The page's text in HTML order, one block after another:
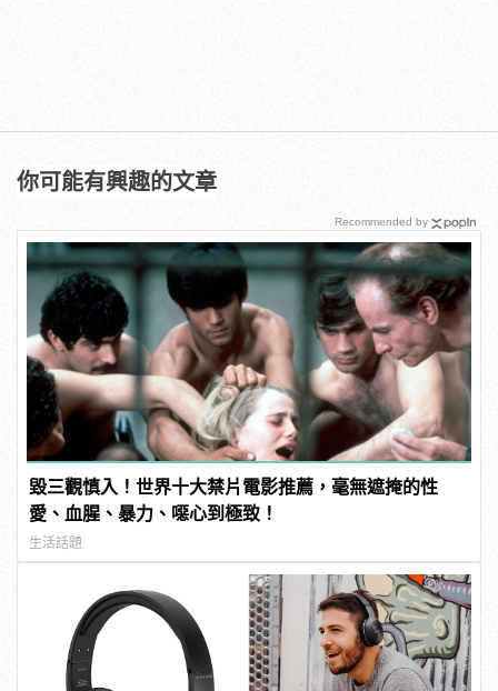
你可能有興趣的文章
毀三觀慎入！世界十大禁片電影推薦，毫無遮掩的性
愛、血腥、暴力、噁心到極致！
生活話題
Recommended by